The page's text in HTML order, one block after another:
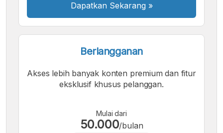
Dapatkan Sekarang »
Berlangganan
Akses lebih banyak konten premium dan fitur
eksklusif khusus pelanggan.
Mulai dari
50.000/bulan